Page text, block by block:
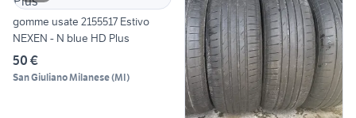
gomme usate 2155517 Estivo
NEXEN - N blue HD Plus
50 €
San Giuliano Milanese(MI)